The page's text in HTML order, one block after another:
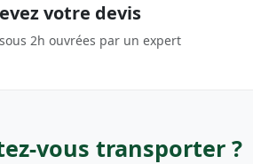
votre devis
2h ouvrées par un expert
vous transporter ?